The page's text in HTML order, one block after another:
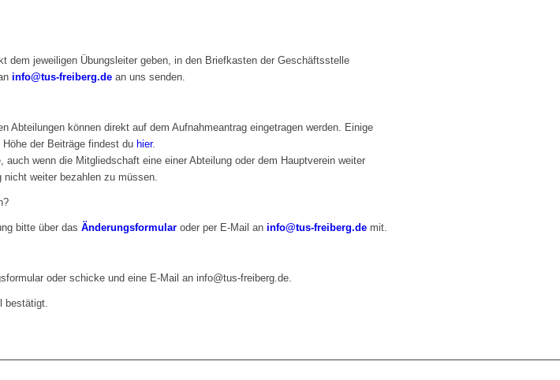
dem jeweiligen Übungsleiter geben, in den Briefkasten der Geschäftsstelle
info@tus-freiberg.de an uns senden.
können direkt auf dem Aufnahmeantrag eingetragen werden. Einige
der Beiträge findest du hier.
wenn die Mitgliedschaft eine einer Abteilung oder dem Hauptverein weiter
weiter bezahlen zu müssen.
bitte über das Änderungsformular oder per E-Mail an info@tus-freiberg.de mit.
oder schicke und eine E-Mail an info@tus-freiberg.de.
bestätigt.